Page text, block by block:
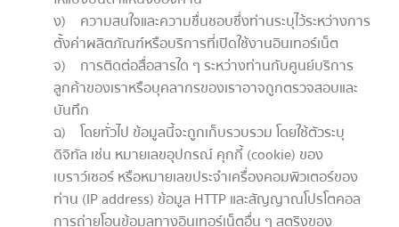
ง) ความสนใจและความชื่นชอบซึ่งท่านระบุไว้ระหว่างการ
ตั้งค่าผลิตภัณฑ์หรือบริการที่เปิดใช้งานอินเทอร์เน็ต
จ) การติดต่อสื่อสารใด ๆ ระหว่างท่านกับศูนย์บริการ
ลูกค้าของเราหรือบุคลากรของเราอาจถูกตรวจสอบและ
บันทึก
ฉ) โดยทั่วไป ข้อมูลนี้จะถูกเก็บรวบรวม โดยใช้ตัวระบุ
ดิจิทัล เช่น หมายเลขอุปกรณ์ คุกกี้ (cookie) ของ
เบราว์เซอร์ หรือหมายเลขประจำเครื่องคอมพิวเตอร์ของ
ท่าน (IP address) ข้อมูล HTTP และสัญญาณโปรโตคอล
การถ่ายโอนข้อมูลทางอินเทอร์เน็ตอื่น ๆ สตริงของ